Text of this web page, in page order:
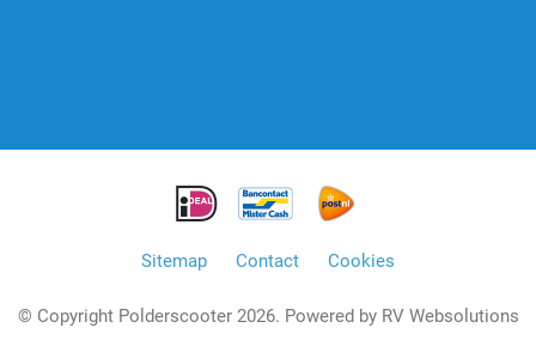
Sitemap Contact Cookies
© Copyright Polderscooter 2026. Powered by RV Websolutions